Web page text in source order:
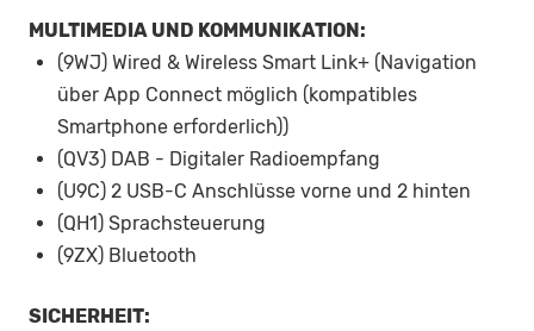
MULTIMEDIA UND KOMMUNIKATION:
(9WJ) Wired & Wireless Smart Link+ (Navigation
über App Connect möglich (kompatibles
Smartphone erforderlich))
(QV3) DAB - Digitaler Radioempfang
(U9C) 2 USB-C Anschlüsse vorne und 2 hinten
(QH1) Sprachsteuerung
(9ZX) Bluetooth
SICHERHEIT: